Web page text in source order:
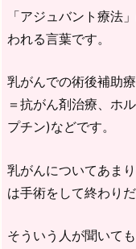
「アジュバント療法
われる言葉です。
乳がんでの術後補助
＝抗がん剤治療、ホ
プチン)などです。
乳がんについてあま
は手術をして終わり
そういう人が聞いて